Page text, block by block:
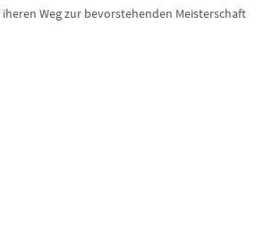
Weg zur bevorstehenden Meisterschaft